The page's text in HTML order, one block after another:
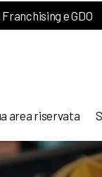
e GDO
area riservata